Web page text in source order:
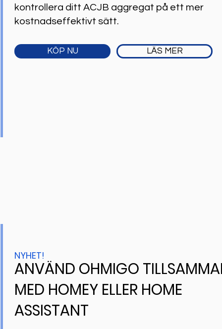
kontrollera ditt ACJB aggregat på ett mer
kostnadseffektivt sätt.
KÖP NU LÄS MER
ANVÄND OHMIGO
MED HOMEY ELLER HOME
ASSISTANT
NYHET!